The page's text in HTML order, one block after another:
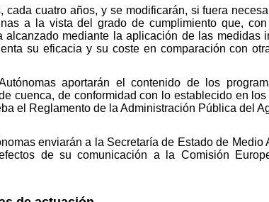
cuatro años, y se modificarán, si fuera
a la vista del grado de cumplimiento que,
mediante la aplicación de las medidas
su eficacia y su coste en comparación con
aportarán el contenido de los
cuenca, de conformidad con lo establecido en los
el Reglamento de la Administración Pública del
enviarán a la Secretaría de Estado de Medio
de su comunicación a la Comisión